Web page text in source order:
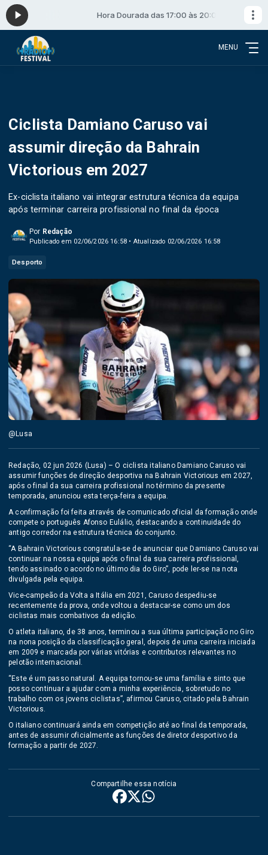
20:00 Hora Dourada das 17:00 às 20:00
MENU
Ciclista Damiano Caruso vai
assumir direção da Bahrain
Victorious em 2027
Ex-ciclista italiano vai integrar estrutura técnica da equipa
após terminar carreira profissional no final da época
Por Redação
Publicado em 02/06/2026 16:58 • Atualizado 02/06/2026 16:58
Desporto
@Lusa
Redação, 02 jun 2026 (Lusa) – O ciclista italiano Damiano Caruso vai
assumir funções de direção desportiva na Bahrain Victorious em 2027,
após o final da sua carreira profissional no término da presente
temporada, anunciou esta terça-feira a equipa.
A confirmação foi feita através de comunicado oficial da formação onde
compete o português Afonso Eulálio, destacando a continuidade do
antigo corredor na estrutura técnica do conjunto.
“A Bahrain Victorious congratula-se de anunciar que Damiano Caruso vai
continuar na nossa equipa após o final da sua carreira profissional,
tendo assinado o acordo no último dia do Giro”, pode ler-se na nota
divulgada pela equipa.
Vice-campeão da Volta a Itália em 2021, Caruso despediu-se
recentemente da prova, onde voltou a destacar-se como um dos
ciclistas mais combativos da edição.
O atleta italiano, de 38 anos, terminou a sua última participação no Giro
na nona posição da classificação geral, depois de uma carreira iniciada
em 2009 e marcada por várias vitórias e contributos relevantes no
pelotão internacional.
“Este é um passo natural. A equipa tornou-se uma família e sinto que
posso continuar a ajudar com a minha experiência, sobretudo no
trabalho com os jovens ciclistas”, afirmou Caruso, citado pela Bahrain
Victorious.
O italiano continuará ainda em competição até ao final da temporada,
antes de assumir oficialmente as funções de diretor desportivo da
formação a partir de 2027.
Compartilhe essa notícia